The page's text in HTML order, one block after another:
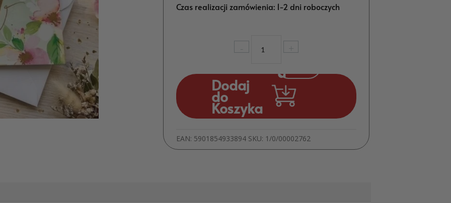
Czas realizacji zamówienia: 1-2 dni roboczych
-
Zaproszenia
do
Wypisania
Kopertą
Złoty
Ślub
+
Dodaj
do
Koszyka
EAN: 5901854933894 SKU: 1/0/00002762